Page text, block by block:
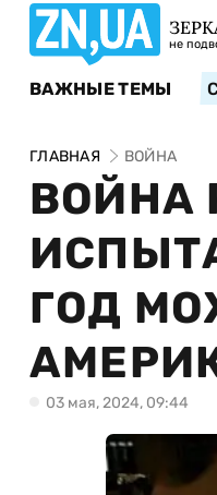
не
ВАЖНЫЕ ТЕМЫ
ГЛАВНАЯ ВОЙНА
ВОЙНА
ГОД
03 мая, 2024, 09:44